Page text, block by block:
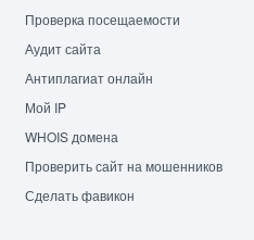
Проверка посещаемости
Аудит сайта
Антиплагиат онлайн
Мой IP
WHOIS домена
Проверить сайт на мошенников
Сделать фавикон